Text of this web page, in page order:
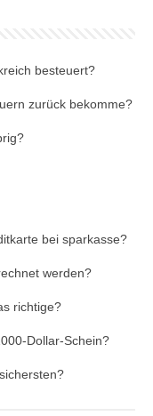
besteuert?
zurück bekomme?
bei sparkasse?
werden?
richtige?
Dollar-Schein?